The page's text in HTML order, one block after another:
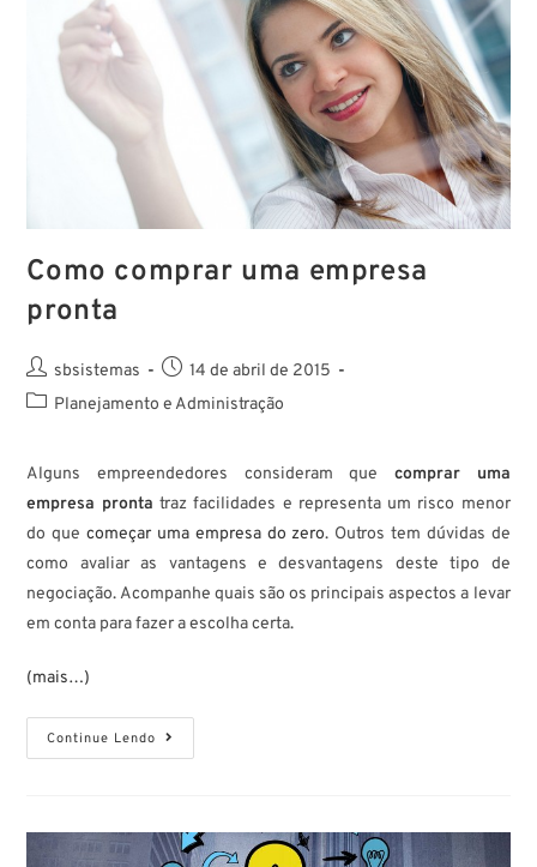
Como comprar uma empresa
pronta
sbsistemas
14 de abril de 2015
Planejamento e Administração
Alguns empreendedores consideram que comprar uma
empresa pronta traz facilidades e representa um risco menor
do quecomeçar uma empresa do zero. Outros tem dúvidas de
como avaliar as vantagens e desvantagens deste tipo de
negociação. Acompanhe quais são os principais aspectos a levar
em conta para fazer a escolha certa.
(mais…)
Continue Lendo